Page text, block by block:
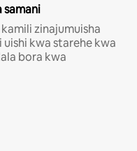
samani
zinajumuisha
kwa starehe kwa
bora kwa